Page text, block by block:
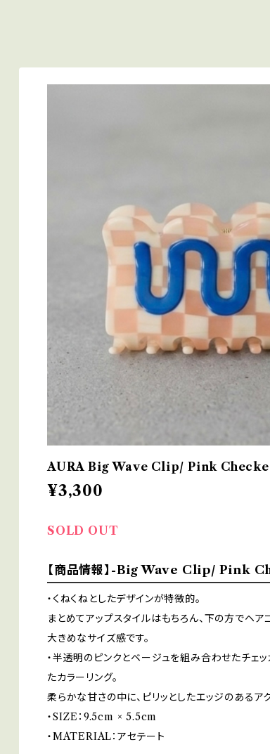
AURA Big Wave Clip/ Pink
¥3,300
SOLD OUT
【商品情報】-Big Wave Clip/ Pink
・くねくねとしたデザインが特徴的。
まとめてアップスタイルはもちろん、下の方でヘ
大きめなサイズ感です。
・半透明のピンクとベージュを組み合わせたチェ
たカラーリング。
柔らかな甘さの中に、ピリッとしたエッジのあるア
・SIZE：9.5cm × 5.5cm
・MATERIAL：アセテート